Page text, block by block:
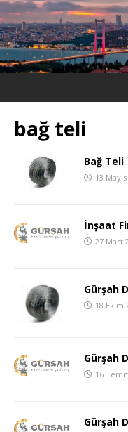
bağ teli
Bağ Teli
13
İnşaat
27 Mart
Gürşah
18 Ekim
Gürşah
16
Gürşah